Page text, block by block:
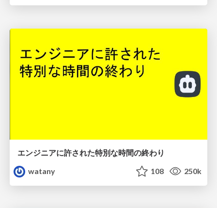
エンジニアに許された特別な時間の終わり
watany
108 250k